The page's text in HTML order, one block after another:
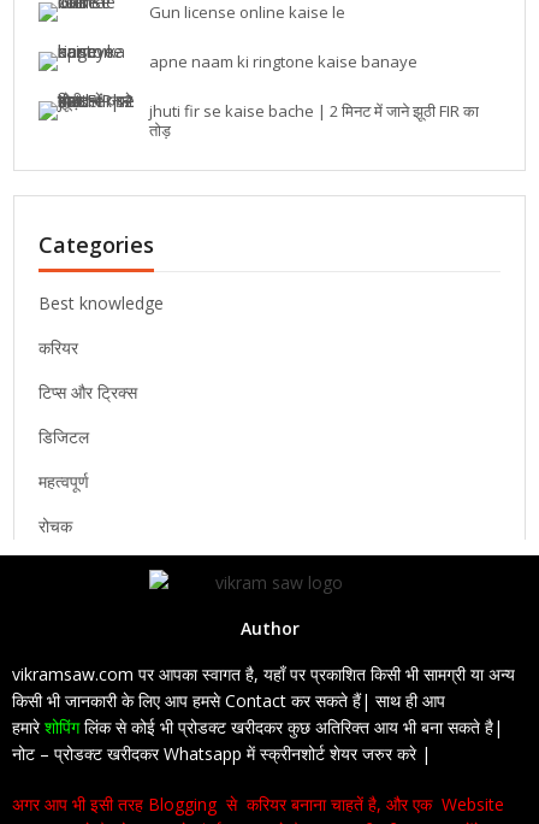
Gun license online kaise le
apne naam ki ringtone kaise banaye
jhuti fir se kaise bache | 2 मिनट में जाने झूठी FIR का
तोड़
Categories
Best knowledge
करियर
टिप्स और ट्रिक्स
डिजिटल
महत्वपूर्ण
रोचक
Author
vikramsaw.com पर आपका स्वागत है, यहाँ पर प्रकाशित किसी भी सामग्री या अन्य
किसी भी जानकारी के लिए आप हमसे Contact कर सकते हैं| साथ ही आप
हमारेशोपिंगलिंक से कोई भी प्रोडक्ट खरीदकर कुछ अतिरिक्त आय भी बना सकते है|
नोट – प्रोडक्ट खरीदकर Whatsapp में स्क्रीनशोर्ट शेयर जरुर करे |
अगर आप भी इसी तरह Blogging से करियर बनाना चाहतें है, और एक Website